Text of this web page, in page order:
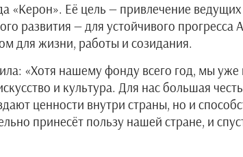
«Керон». Её цель — привлечение ведущих
развития — для устойчивого
для жизни, работы и созидания.
«Хотя нашему фонду всего год, мы уже
и культура. Для нас большая
ценности внутри страны, но и
принесёт пользу нашей стране, и